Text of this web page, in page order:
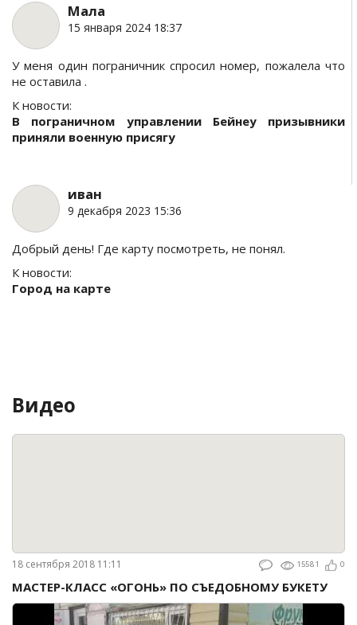
Мала
15 января 2024 18:37
У меня один пограничник спросил номер, пожалела что
не оставила .
К новости:
В пограничном управлении Бейнеу призывники
приняли военную присягу
иван
9 декабря 2023 15:36
Добрый день! Где карту посмотреть, не понял.
К новости:
Город на карте
Видео
18 сентября 2018 11:11 15581 0
МАСТЕР-КЛАСС «ОГОНЬ» ПО СЪЕДОБНОМУ БУКЕТУ